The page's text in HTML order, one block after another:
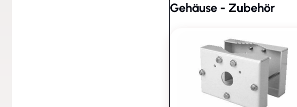
Gehäuse - Zubehör